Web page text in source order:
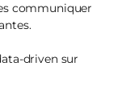
communiquer
sur